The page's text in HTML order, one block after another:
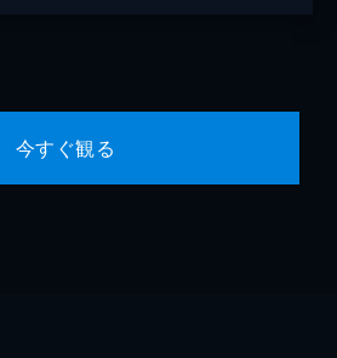
今すぐ観る